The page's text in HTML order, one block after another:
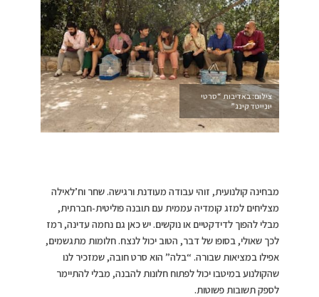
צילום: באדיבות “סרטי
יונייטד קינג”
מבחינה קולנועית, זוהי עבודה מעודנת ורגישה. שחר וח’לאילה
מצליחים למזג קומדיה עממית עם תובנה פוליטית-חברתית,
מבלי להפוך לדידקטיים או נוקשים. יש כאן גם נחמה עדינה, רמז
לכך שאולי, בסופו של דבר, הטוב יכול לנצח. חלומות מתגשמים,
אפילו במציאות שבורה. “בלה” הוא סרט חובה, שמזכיר לנו
שהקולנוע במיטבו יכול לפתוח חלונות להבנה, מבלי להתיימר
לספק תשובות פשוטות.